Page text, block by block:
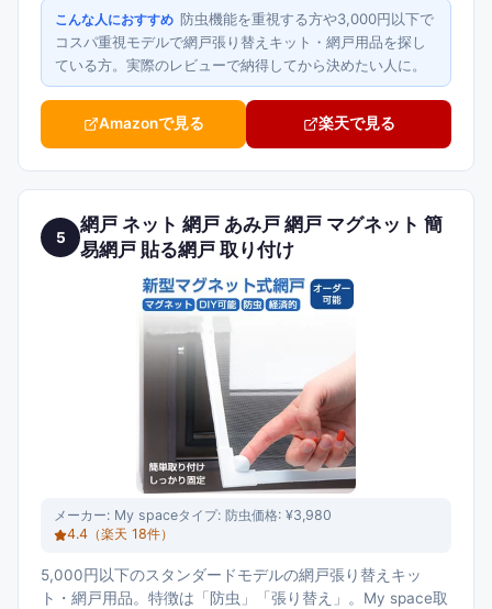
こんな人におすすめ 防虫機能を重視する方や3,000円以下で
コスパ重視モデルで網戸張り替えキット・網戸用品を探し
ている方。実際のレビューで納得してから決めたい人に。
Amazonで見る 楽天で見る
5
網戸 ネット 網戸 あみ戸 網戸 マグネット 簡
易網戸 貼る網戸 取り付け
メーカー: My spaceタイプ: 防虫価格: ¥3,980
4.4 （楽天 18件）
5,000円以下のスタンダードモデルの網戸張り替えキッ
ト・網戸用品。特徴は「防虫」「張り替え」。My space取